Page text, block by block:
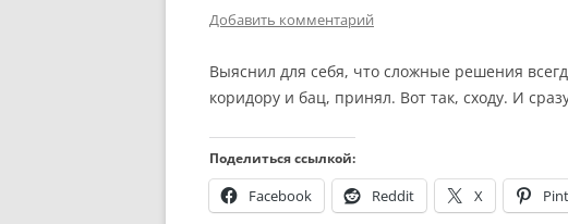
Добавить комментарий
Выяснил для себя, что сложные решения
коридору и бац, принял. Вот так, сходу. И
Поделиться ссылкой:
Facebook Reddit X